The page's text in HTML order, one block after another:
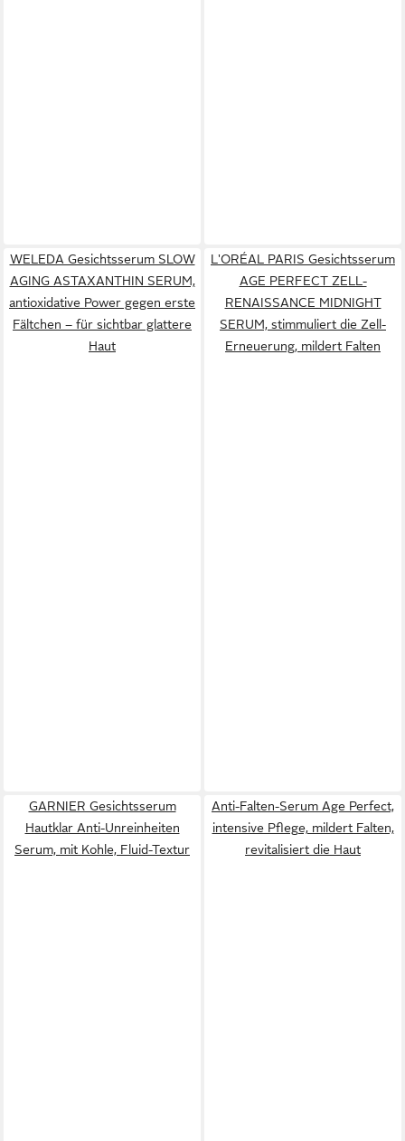
WELEDA Gesichtsserum SLOW
AGING ASTAXANTHIN SERUM,
antioxidative Power gegen erste
Fältchen – für sichtbar glattere
Haut
L'ORÉAL PARIS Gesichtsserum
AGE PERFECT ZELL-
RENAISSANCE MIDNIGHT
SERUM, stimmuliert die Zell-
Erneuerung, mildert Falten
GARNIER Gesichtsserum
Hautklar Anti-Unreinheiten
Serum, mit Kohle, Fluid-Textur
Anti-Falten-Serum Age Perfect,
intensive Pflege, mildert Falten,
revitalisiert die Haut